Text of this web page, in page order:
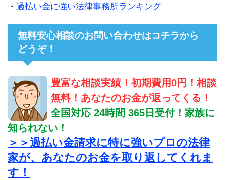
・ 過払い金に強い法律事務所ランキング
無料安心相談のお問い合わせはコチラから
どうぞ！
豊富な相談実績！初期費用0円！相談
無料！あなたのお金が返ってくる！
全国対応 24時間 365日受付！家族に
知られない！
＞＞過払い金請求に特に強いプロの法律
家が、あなたのお金を取り返してくれま
す！